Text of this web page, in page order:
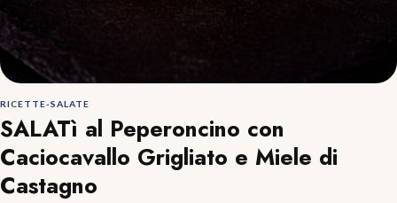
RICETTE-SALATE
SALATì al Peperoncino con
Caciocavallo Grigliato e Miele di
Castagno